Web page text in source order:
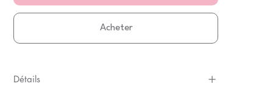
Acheter
Détails